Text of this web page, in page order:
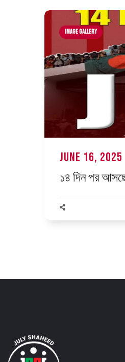
Image Gallery
June 16, 2025
১৪ দিন পর